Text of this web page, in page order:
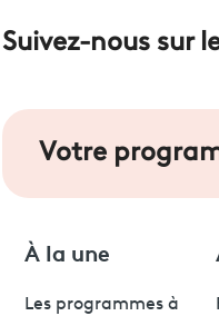
Suivez-nous sur
Votre
À la une
Les programmes à